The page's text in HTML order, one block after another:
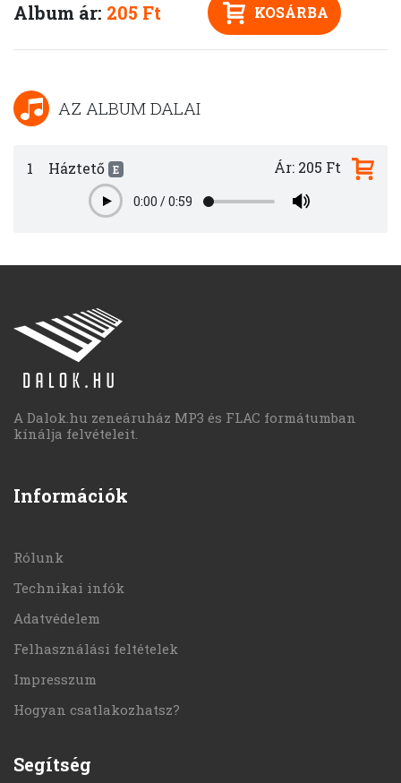
Album ár: 205 Ft KOSÁRBA
AZ ALBUM DALAI
1 Háztető E
Play0:00 /0:59
Ár: 205 Ft
A Dalok.hu zeneáruház MP3 és FLAC formátumban
kínálja felvételeit.
Információk
Rólunk
Technikai infók
Adatvédelem
Felhasználási feltételek
Impresszum
Hogyan csatlakozhatsz?
Segítség